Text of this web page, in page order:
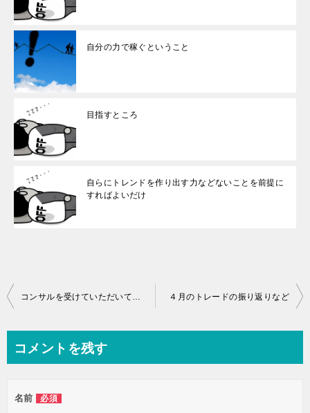
自分の力で稼ぐということ
目指すところ
自らにトレンドを作り出す力などないことを前提に
すればよいだけ
投
ビ
ー
コンサルを受けていただいている方へのご連絡となります ４月のトレードの振り返りなど
コメントを残す
名前 必須